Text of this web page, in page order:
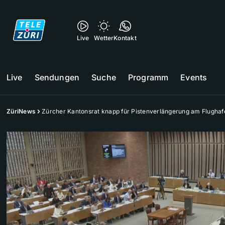
Live WetterKontakt
Live Sendungen Suche Programm Events
ZüriNews Zürcher Kantonsrat knapp für Pistenverlängerung am